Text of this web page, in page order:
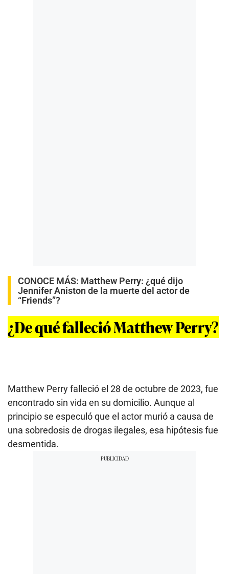
CONOCE MÁS: Matthew Perry: ¿qué dijo
Jennifer Aniston de la muerte del actor de
“Friends”?
¿De qué falleció Matthew Perry?
Matthew Perry falleció el 28 de octubre de 2023, fue
encontrado sin vida en su domicilio. Aunque al
principio se especuló que el actor murió a causa de
una sobredosis de drogas ilegales, esa hipótesis fue
desmentida.